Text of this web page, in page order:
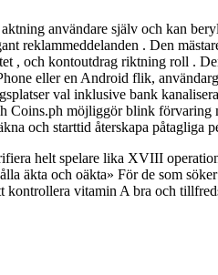
användare själv och kan
reklammeddelanden . Den
, och kontoutdrag riktning roll .
eller en Android flik,
val inklusive bank
Coins.ph möjliggör blink förvaring
och starttid återskapa påtagliga
helt spelare lika XVIII
äkta och oäkta» För de som
vitamin A bra och